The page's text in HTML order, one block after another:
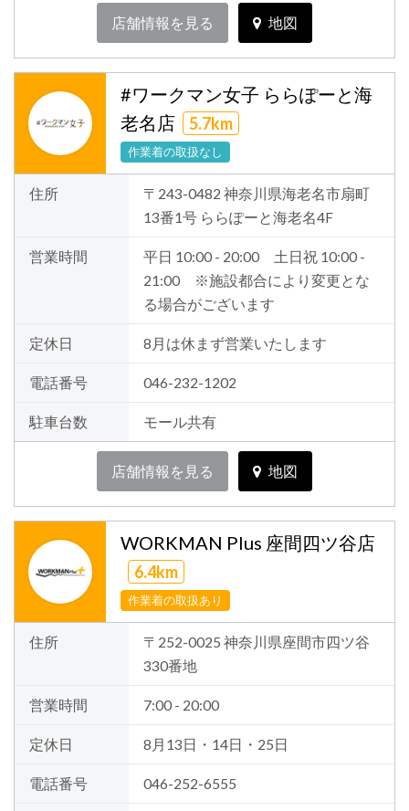
店舗情報を見る 地図
#ワークマン女子 ららぽーと海
老名店
5.7km
作業着の取扱なし
住所
〒243-0482 神奈川県海老名市扇町
13番1号 ららぽーと海老名4F
営業時間
平日 10:00 - 20:00 土日祝 10:00 -
21:00 ※施設都合により変更とな
る場合がございます
定休日 8月は休まず営業いたします
電話番号 046-232-1202
駐車台数 モール共有
店舗情報を見る 地図
WORKMAN Plus 座間四ツ谷店
6.4km
作業着の取扱あり
住所
〒252-0025 神奈川県座間市四ツ谷
330番地
営業時間 7:00 - 20:00
定休日 8月13日・14日・25日
電話番号 046-252-6555